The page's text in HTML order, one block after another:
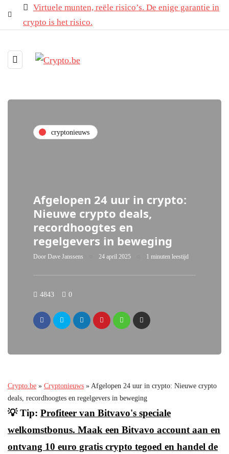
Virtuele munten, reële risico’s. De enige garantie in
crypto is het risico.
cryptonieuws
Afgelopen 24 uur in crypto:
Nieuwe crypto deals,
recordhoogtes en
regelgevers in beweging
Door Dave Janssens 24 april 2025 1 minuten leestijd
4843 0
Crypto.be » Cryptonieuws » Afgelopen 24 uur in crypto: Nieuwe crypto
deals, recordhoogtes en regelgevers in beweging
💡 Tip: Profiteer van Bitvavo's speciale
welkomstbonus. Maak een Bitvavo account aan en
ontvang 10 euro gratis crypto tegoed en handel de